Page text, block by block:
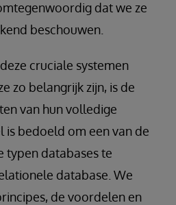
dat we ze
beschouwen.
cruciale systemen
zo belangrijk zijn, is de
van hun volledige
is bedoeld om een van de
typen databases te
database. We
de voordelen en